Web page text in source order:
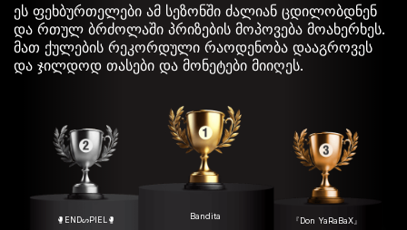
ეს ფეხბურთელები ამ სეზონში ძალიან ცდილობდნენ
და რთულ ბრძოლაში პრიზების მოპოვება მოახერხეს.
მათ ქულების რეკორდული რაოდენობა დააგროვეს
და ჯილდოდ თასები და მონეტები მიიღეს.
Bandita
🥊ENDᔕPIEL🥊 『Don YaRaBaX』